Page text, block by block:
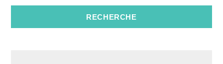
21216 Kaštel Stari, Hrvatska